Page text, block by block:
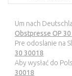
Um nach
Obstpresse OP
Pre odoslanie na
30 30018
Aby wysłać do
30018